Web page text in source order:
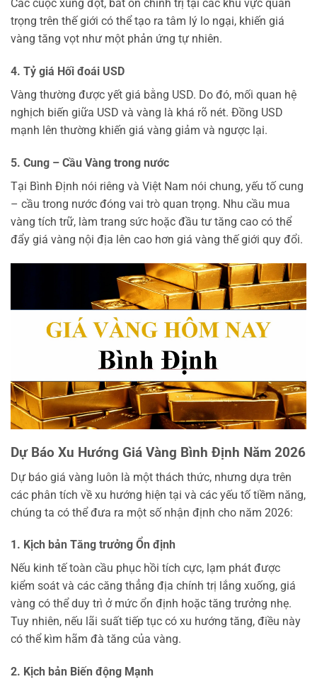
Các cuộc xung đột, bất ổn chính trị tại các khu vực quan
trọng trên thế giới có thể tạo ra tâm lý lo ngại, khiến giá
vàng tăng vọt như một phản ứng tự nhiên.
4. Tỷ giá Hối đoái USD
Vàng thường được yết giá bằng USD. Do đó, mối quan hệ
nghịch biến giữa USD và vàng là khá rõ nét. Đồng USD
mạnh lên thường khiến giá vàng giảm và ngược lại.
5. Cung – Cầu Vàng trong nước
Tại Bình Định nói riêng và Việt Nam nói chung, yếu tố cung
– cầu trong nước đóng vai trò quan trọng. Nhu cầu mua
vàng tích trữ, làm trang sức hoặc đầu tư tăng cao có thể
đẩy giá vàng nội địa lên cao hơn giá vàng thế giới quy đổi.
Dự Báo Xu Hướng Giá Vàng Bình Định Năm 2026
Dự báo giá vàng luôn là một thách thức, nhưng dựa trên
các phân tích về xu hướng hiện tại và các yếu tố tiềm năng,
chúng ta có thể đưa ra một số nhận định cho năm 2026:
1. Kịch bản Tăng trưởng Ổn định
Nếu kinh tế toàn cầu phục hồi tích cực, lạm phát được
kiểm soát và các căng thẳng địa chính trị lắng xuống, giá
vàng có thể duy trì ở mức ổn định hoặc tăng trưởng nhẹ.
Tuy nhiên, nếu lãi suất tiếp tục có xu hướng tăng, điều này
có thể kìm hãm đà tăng của vàng.
2. Kịch bản Biến động Mạnh